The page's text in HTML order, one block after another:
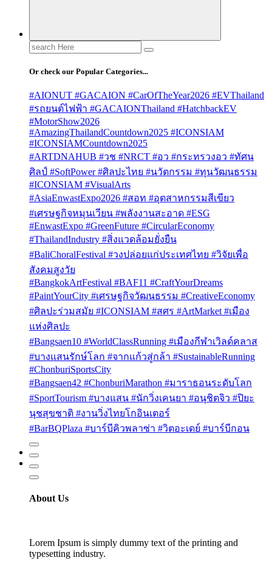
Search
for:
Or check our Popular Categories...
#AIONUT #GACAION #CarOfTheYear2026 #EVThailand
#รถยนต์ไฟฟ้า #GACAIONThailand #HatchbackEV
#MotorShow2026
#AmazingThailandCountdown2025 #ICONSIAM
#ICONSIAMCountdown2025
#ARTDNAHUB #วช #NRCT #อว #กระทรวงอว #ทัศน
ศิลป์ #SoftPower #ศิลปะไทย #นวัตกรรม #ทุนวัฒนธรรม
#ICONSIAM #VisualArts
#AsiaEnwastExpo2026 #สอท #อุตสาหกรรมสีเขียว
#เศรษฐกิจหมุนเวียน #พลังงานสะอาด #ESG
#EnwastExpo #GreenFuture #CircularEconomy
#ThailandIndustry #สิ่งแวดล้อมยั่งยืน
#BaliChoralFestival #วงปล่อยแก่ประเทศไทย #วิจัยเพื่อ
สังคมสูงวัย
#BangkokArtFestival #BAF11 #CraftYourDreams
#PaintYourCity #เศรษฐกิจวัฒนธรรม #CreativeEconomy
#ศิลปะร่วมสมัย #ICONSIAM #สศร #ArtMarket #เมือง
แห่งศิลปะ
#Bangsaen10 #WorldClassRunning #เมืองกีฬาเวิลด์คลาส
#บางแสนรักษ์โลก #จากแก้วสู่กล้า #SustainableRunning
#ChonburiSportsCity
#Bangsaen42 #ChonburiMarathon #มาราธอนระดับโลก
#SportTourism #บางแสน #นักวิ่งเคนยา #อนุชิตจิว #ปิยะ
นุชสุขชาติ #งานวิ่งไทยโกอินเตอร์
#BarBQPlaza #บาร์บีคิวพลาซ่า #วิตอะเดย์ #บาร์บีกอน
About Us
Lorem Ipsum is simply dummy text of the printing and
typesetting industry.